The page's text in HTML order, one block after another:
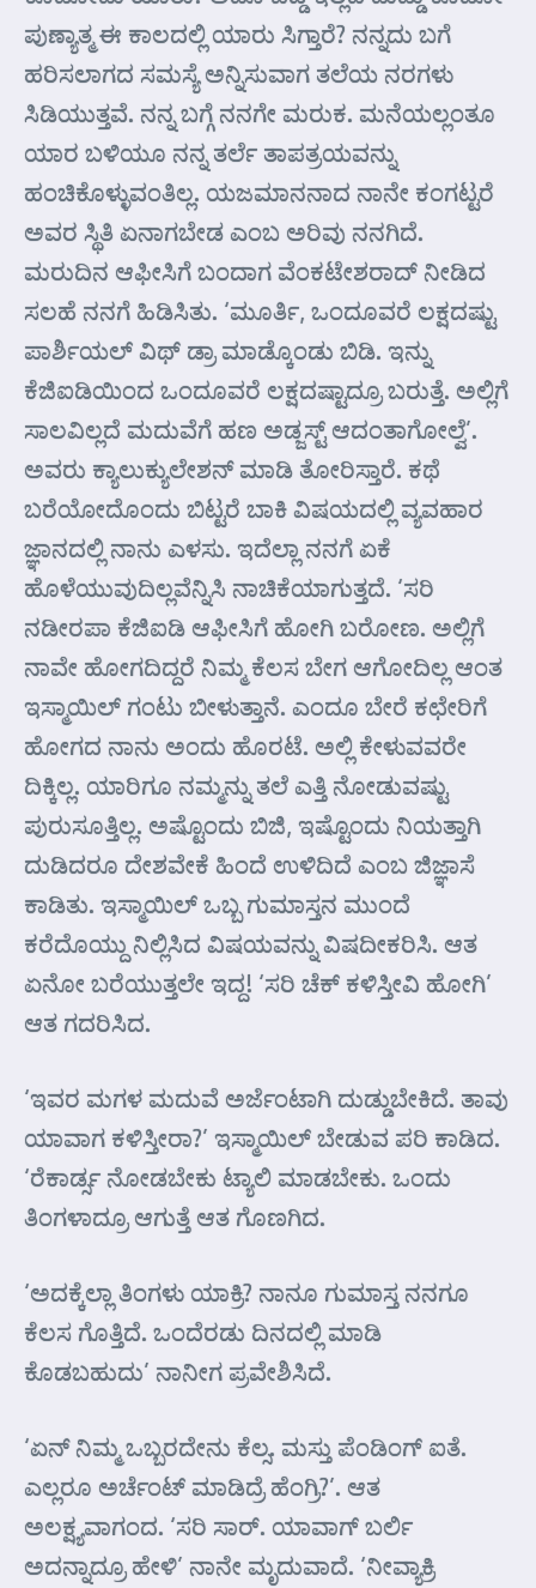
ಪುಣ್ಯಾತ್ಮ ಈ ಕಾಲದಲ್ಲಿ ಯಾರು ಸಿಗ್ತಾರೆ? ನನ್ನದು ಬಗೆ
ಹರಿಸಲಾಗದ ಸಮಸ್ಯೆ ಅನ್ನಿಸುವಾಗ ತಲೆಯ ನರಗಳು
ಸಿಡಿಯುತ್ತವೆ. ನನ್ನ ಬಗ್ಗೆ ನನಗೇ ಮರುಕ. ಮನೆಯಲ್ಲಂತೂ
ಯಾರ ಬಳಿಯೂ ನನ್ನ ತರ್ಲೆ ತಾಪತ್ರಯವನ್ನು
ಹಂಚಿಕೊಳ್ಳುವಂತಿಲ್ಲ. ಯಜಮಾನನಾದ ನಾನೇ ಕಂಗಟ್ಟರೆ
ಅವರ ಸ್ಥಿತಿ ಏನಾಗಬೇಡ ಎಂಬ ಅರಿವು ನನಗಿದೆ.
ಮರುದಿನ ಆಫೀಸಿಗೆ ಬಂದಾಗ ವೆಂಕಟೇಶರಾದ್ ನೀಡಿದ
ಸಲಹೆ ನನಗೆ ಹಿಡಿಸಿತು. ‘ಮೂರ್ತಿ, ಒಂದೂವರೆ ಲಕ್ಷದಷ್ಟು
ಪಾರ್ಶಿಯಲ್ ವಿಥ್ ಡ್ರಾ ಮಾಡ್ಕೊಂಡು ಬಿಡಿ. ಇನ್ನು
ಕೆಜಿ‌ಐಡಿಯಿಂದ ಒಂದೂವರೆ ಲಕ್ಷದಷ್ಟಾದ್ರೂ ಬರುತ್ತೆ. ಅಲ್ಲಿಗೆ
ಸಾಲವಿಲ್ಲದೆ ಮದುವೆಗೆ ಹಣ ಅಡ್ಜಸ್ಟ್ ಆದಂತಾಗೋಲ್ವೆ’.
ಅವರು ಕ್ಯಾಲುಕ್ಯುಲೇಶನ್ ಮಾಡಿ ತೋರಿಸ್ತಾರೆ. ಕಥೆ
ಬರೆಯೋದೊಂದು ಬಿಟ್ಟರೆ ಬಾಕಿ ವಿಷಯದಲ್ಲಿ ವ್ಯವಹಾರ
ಜ್ಞಾನದಲ್ಲಿ ನಾನು ಎಳಸು. ಇದೆಲ್ಲಾ ನನಗೆ ಏಕೆ
ಹೊಳೆಯುವುದಿಲ್ಲವೆನ್ನಿಸಿ ನಾಚಿಕೆಯಾಗುತ್ತದೆ. ‘ಸರಿ
ನಡೀರಪಾ ಕೆಜಿ‌ಐಡಿ ಆಫೀಸಿಗೆ ಹೋಗಿ ಬರೋಣ. ಅಲ್ಲಿಗೆ
ನಾವೇ ಹೋಗದಿದ್ದರೆ ನಿಮ್ಮ ಕೆಲಸ ಬೇಗ ಆಗೋದಿಲ್ಲ ಆಂತ
ಇಸ್ಮಾಯಿಲ್ ಗಂಟು ಬೀಳುತ್ತಾನೆ. ಎಂದೂ ಬೇರೆ ಕಛೇರಿಗೆ
ಹೋಗದ ನಾನು ಅಂದು ಹೊರಟೆ. ಅಲ್ಲಿ ಕೇಳುವವರೇ
ದಿಕ್ಕಿಲ್ಲ. ಯಾರಿಗೂ ನಮ್ಮನ್ನು ತಲೆ ಎತ್ತಿ ನೋಡುವಷ್ಟು
ಪುರುಸೂತ್ತಿಲ್ಲ. ಅಷ್ಟೊಂದು ಬಿಜಿ, ಇಷ್ಟೊಂದು ನಿಯತ್ತಾಗಿ
ದುಡಿದರೂ ದೇಶವೇಕೆ ಹಿಂದೆ ಉಳಿದಿದೆ ಎಂಬ ಜಿಜ್ಞಾಸೆ
ಕಾಡಿತು. ಇಸ್ಮಾಯಿಲ್ ಒಬ್ಬ ಗುಮಾಸ್ತನ ಮುಂದೆ
ಕರೆದೊಯ್ದು ನಿಲ್ಲಿಸಿದ ವಿಷಯವನ್ನು ವಿಷದೀಕರಿಸಿ. ಆತ
ಏನೋ ಬರೆಯುತ್ತಲೇ ಇದ್ದ! ‘ಸರಿ ಚೆಕ್ ಕಳಿಸ್ತೀವಿ ಹೋಗಿ’
ಆತ ಗದರಿಸಿದ.
‘ಇವರ ಮಗಳ ಮದುವೆ ಅರ್ಜೆಂಟಾಗಿ ದುಡ್ಡುಬೇಕಿದೆ. ತಾವು
ಯಾವಾಗ ಕಳಿಸ್ತೀರಾ?’ ಇಸ್ಮಾಯಿಲ್ ಬೇಡುವ ಪರಿ ಕಾಡಿದ.
‘ರೆಕಾರ್ಡ್ಸ ನೋಡಬೇಕು ಟ್ಯಾಲಿ ಮಾಡಬೇಕು. ಒಂದು
ತಿಂಗಳಾದ್ರೂ ಆಗುತ್ತೆ ಆತ ಗೊಣಗಿದ.
‘ಅದಕ್ಕೆಲ್ಲಾ ತಿಂಗಳು ಯಾಕ್ರಿ? ನಾನೂ ಗುಮಾಸ್ತ ನನಗೂ
ಕೆಲಸ ಗೊತ್ತಿದೆ. ಒಂದೆರಡು ದಿನದಲ್ಲಿ ಮಾಡಿ
ಕೊಡಬಹುದು’ ನಾನೀಗ ಪ್ರವೇಶಿಸಿದೆ.
‘ಏನ್ ನಿಮ್ಮ ಒಬ್ಬರದೇನು ಕೆಲ್ಸ. ಮಸ್ತು ಪೆಂಡಿಂಗ್ ಐತೆ.
ಎಲ್ಲರೂ ಅರ್ಚೆಂಟ್ ಮಾಡಿದ್ರೆ ಹೆಂಗ್ರಿ?’. ಆತ
ಅಲಕ್ಷ್ಯವಾಗಂದ. ‘ಸರಿ ಸಾರ್. ಯಾವಾಗ್ ಬರ್ಲಿ
ಅದನ್ನಾದ್ರೂ ಹೇಳಿ’ ನಾನೇ ಮೃದುವಾದೆ. ‘ನೀವ್ಯಾಕ್ರಿ